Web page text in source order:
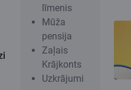
līmenis
Mūža
pensija
Zaļais
Krājkonts
Uzkrājumi